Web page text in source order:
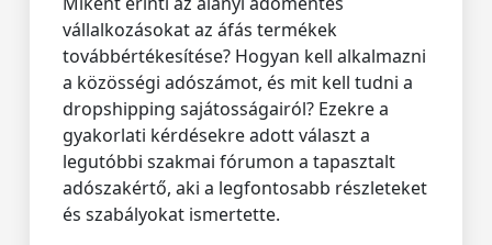
vállalkozásokat az áfás termékek
továbbértékesítése? Hogyan kell alkalmazni
a közösségi adószámot, és mit kell tudni a
dropshipping sajátosságairól? Ezekre a
gyakorlati kérdésekre adott választ a
legutóbbi szakmai fórumon a tapasztalt
adószakértő, aki a legfontosabb részleteket
és szabályokat ismertette.